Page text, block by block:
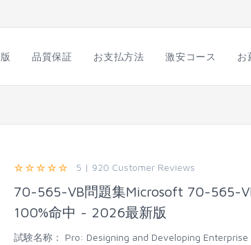
品質保証 お支払方法 激安コース お
5 | 920 Customer Reviews
70-565-VB問題集Microsoft 70-565-
100%命中 - 2026最新版
試験名称：
Pro: Designing and Developing